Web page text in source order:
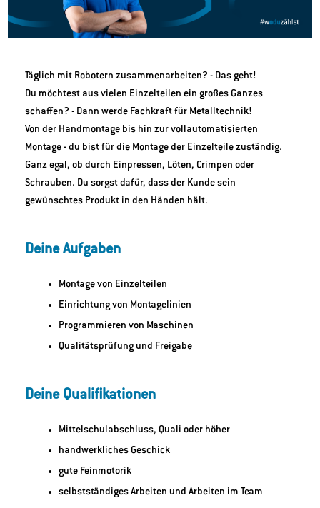
Täglich mit Robotern zusammenarbeiten? - Das geht!
Du möchtest aus vielen Einzelteilen ein großes Ganzes
schaffen? - Dann werde Fachkraft für Metalltechnik!
Von der Handmontage bis hin zur vollautomatisierten
Montage - du bist für die Montage der Einzelteile zuständig.
Ganz egal, ob durch Einpressen, Löten, Crimpen oder
Schrauben. Du sorgst dafür, dass der Kunde sein
gewünschtes Produkt in den Händen hält.
Deine Aufgaben
Montage von Einzelteilen
Einrichtung von Montagelinien
Programmieren von Maschinen
Qualitätsprüfung und Freigabe
Deine Qualifikationen
Mittelschulabschluss, Quali oder höher
handwerkliches Geschick
gute Feinmotorik
selbstständiges Arbeiten und Arbeiten im Team